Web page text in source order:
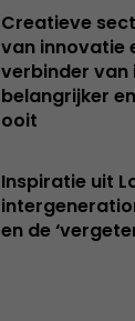
Creatieve
van innovatie
verbinder van
belangrijker
ooit
Inspiratie uit
en de